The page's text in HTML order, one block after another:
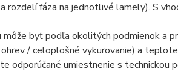
fáza na jednotlivé lamely). S
byť podľa okolitých podmienok a
/ celoplošné vykurovanie) a
odporúčané umiestnenie s technickou